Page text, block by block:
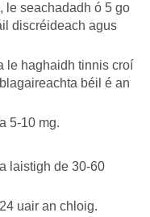
le seachadadh ó 5 go
discréideach agus
le haghaidh tinnis croí
béil é an
5-10 mg.
laistigh de 30-60
uair an chloig.